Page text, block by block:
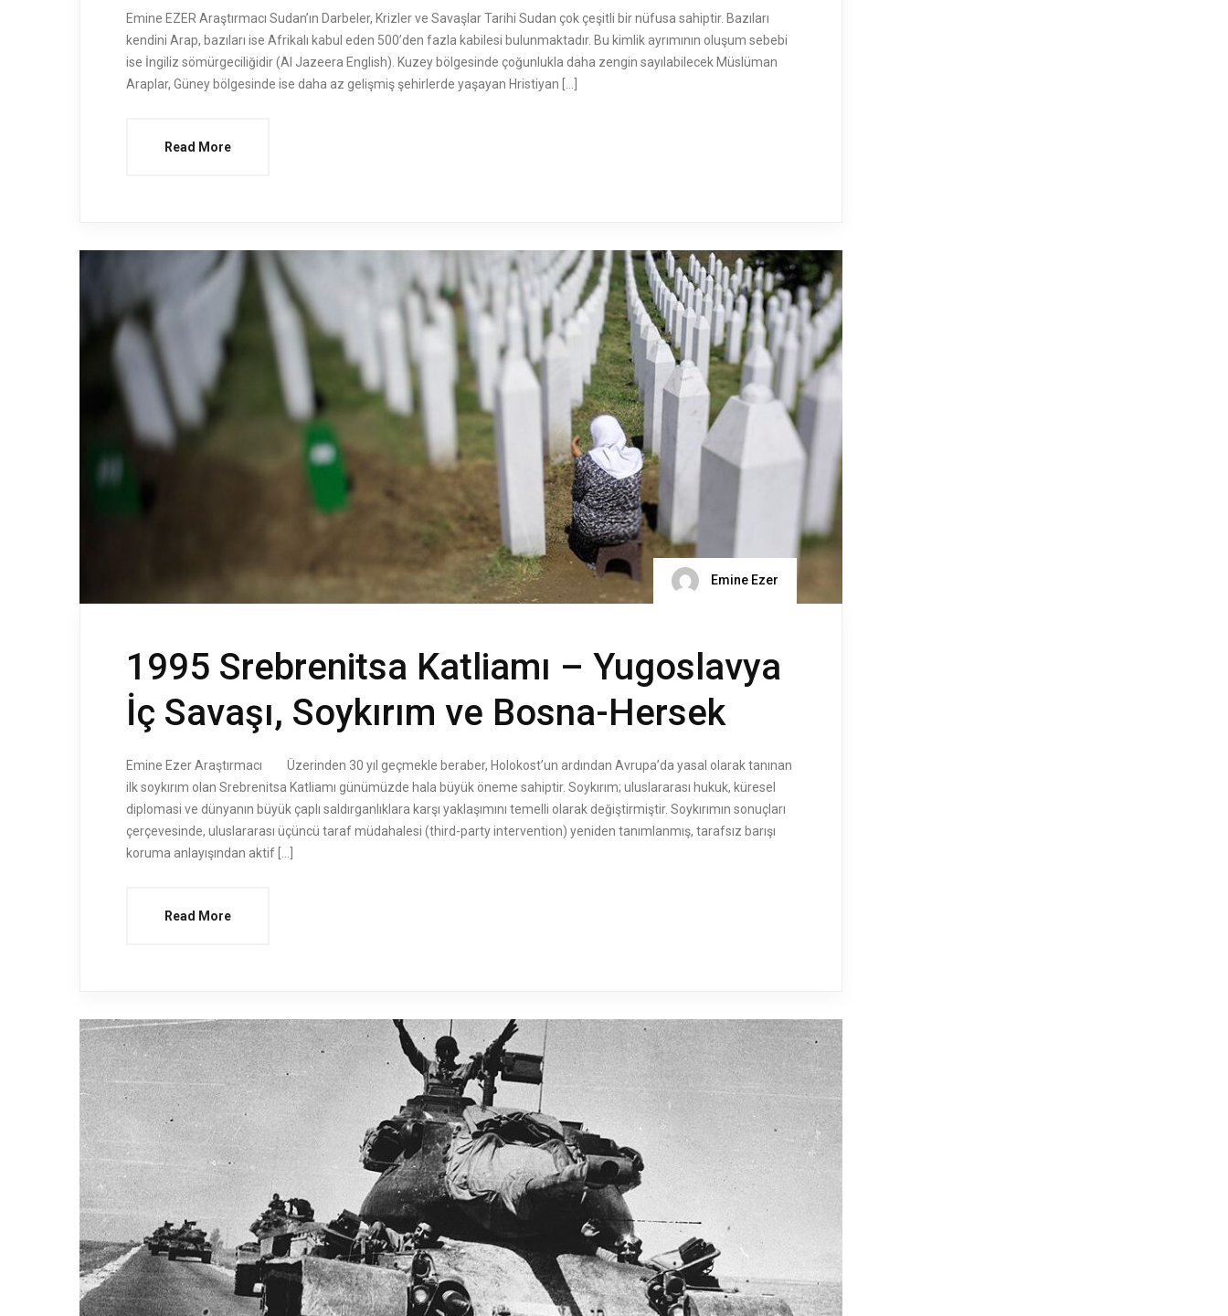
Emine EZER Araştırmacı Sudan’ın Darbeler, Krizler ve Savaşlar Tarihi Sudan çok çeşitli bir nüfusa sahiptir. Bazıları
kendini Arap, bazıları ise Afrikalı kabul eden 500’den fazla kabilesi bulunmaktadır. Bu kimlik ayrımının oluşum sebebi
ise İngiliz sömürgeciliğidir (Al Jazeera English). Kuzey bölgesinde çoğunlukla daha zengin sayılabilecek Müslüman
Araplar, Güney bölgesinde ise daha az gelişmiş şehirlerde yaşayan Hristiyan […]
Read More
Emine Ezer
1995 Srebrenitsa Katliamı – Yugoslavya
İç Savaşı, Soykırım ve Bosna-Hersek
Emine Ezer Araştırmacı Üzerinden 30 yıl geçmekle beraber, Holokost’un ardından Avrupa’da yasal olarak tanınan
ilk soykırım olan Srebrenitsa Katliamı günümüzde hala büyük öneme sahiptir. Soykırım; uluslararası hukuk, küresel
diplomasi ve dünyanın büyük çaplı saldırganlıklara karşı yaklaşımını temelli olarak değiştirmiştir. Soykırımın sonuçları
çerçevesinde, uluslararası üçüncü taraf müdahalesi (third-party intervention) yeniden tanımlanmış, tarafsız barışı
koruma anlayışından aktif […]
Read More